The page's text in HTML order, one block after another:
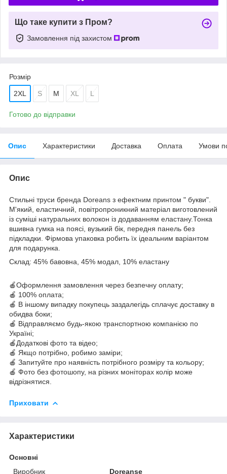
Що таке купити з Пром?
Замовлення під захистом
Розмір
2XL S M XL L
Готово до відправки
Опис Характеристики Доставка Оплата Умови
Опис
Стильні труси бренда Doreans з ефектним принтом " букви".
М'який, еластичний, повітропроникний матеріал виготовлений
із суміші натуральних волокон із додаванням еластану.Тонка
вшивна гумка на поясі, вузький бік, передня панель без
підкладки. Фірмова упаковка робить їх ідеальним варіантом
для подарунка.
Склад: 45% бавовна, 45% модал, 10% еластану
🍎Оформлення замовлення через безпечну оплату;
🍎 100% оплата;
🍎 В іншому випадку покупець заздалегідь сплачує доставку в
обидва боки;
🍎 Відправляємо будь-якою транспортною компанією по
Україні;
🍎Додаткові фото та відео;
🍎 Якщо потрібно, робимо заміри;
🍎 Запитуйте про наявність потрібного розміру та кольору;
🍎 Фото без фотошопу, на різних моніторах колір може
відрізнятися.
Приховати
Характеристики
Основні
Виробник
Doreanse